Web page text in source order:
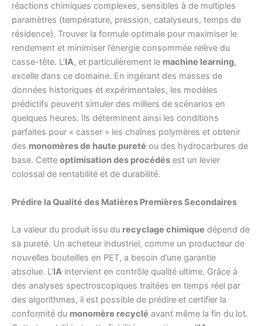
réactions chimiques complexes, sensibles à de multiples
paramètres (température, pression, catalyseurs, temps de
résidence). Trouver la formule optimale pour maximiser le
rendement et minimiser l’énergie consommée relève du
casse-tête. L’IA, et particulièrement le machine learning,
excelle dans ce domaine. En ingérant des masses de
données historiques et expérimentales, les modèles
prédictifs peuvent simuler des milliers de scénarios en
quelques heures. Ils déterminent ainsi les conditions
parfaites pour « casser » les chaînes polymères et obtenir
des monomères de haute pureté ou des hydrocarbures de
base. Cette optimisation des procédés est un levier
colossal de rentabilité et de durabilité.
Prédire la Qualité des Matières Premières Secondaires
La valeur du produit issu du recyclage chimique dépend de
sa pureté. Un acheteur industriel, comme un producteur de
nouvelles bouteilles en PET, a besoin d’une garantie
absolue. L’IA intervient en contrôle qualité ultime. Grâce à
des analyses spectroscopiques traitées en temps réel par
des algorithmes, il est possible de prédire et certifier la
conformité du monomère recyclé avant même la fin du lot.